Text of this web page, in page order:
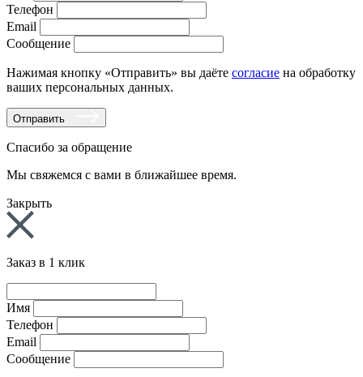
Телефон
Email
Сообщение
Нажимая кнопку «Отправить» вы даёте согласие на обработку
ваших персональных данных.
Отправить
Спасибо за обращение
Мы свяжемся с вами в ближайшее время.
Закрыть
Заказ в 1 клик
Имя
Телефон
Email
Сообщение